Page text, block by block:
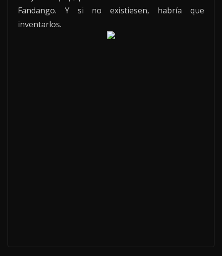
Fandango. Y si no existiesen, habría que
inventarlos.